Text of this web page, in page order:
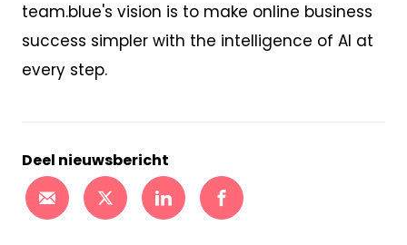
team.blue's vision is to make online business
success simpler with the intelligence of AI at
every step.
Deel nieuwsbericht